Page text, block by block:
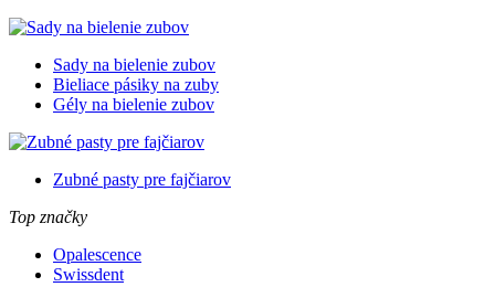
Sady na bielenie zubov
Bieliace pásiky na zuby
Gély na bielenie zubov
Zubné pasty pre fajčiarov
Top značky
Opalescence
Swissdent